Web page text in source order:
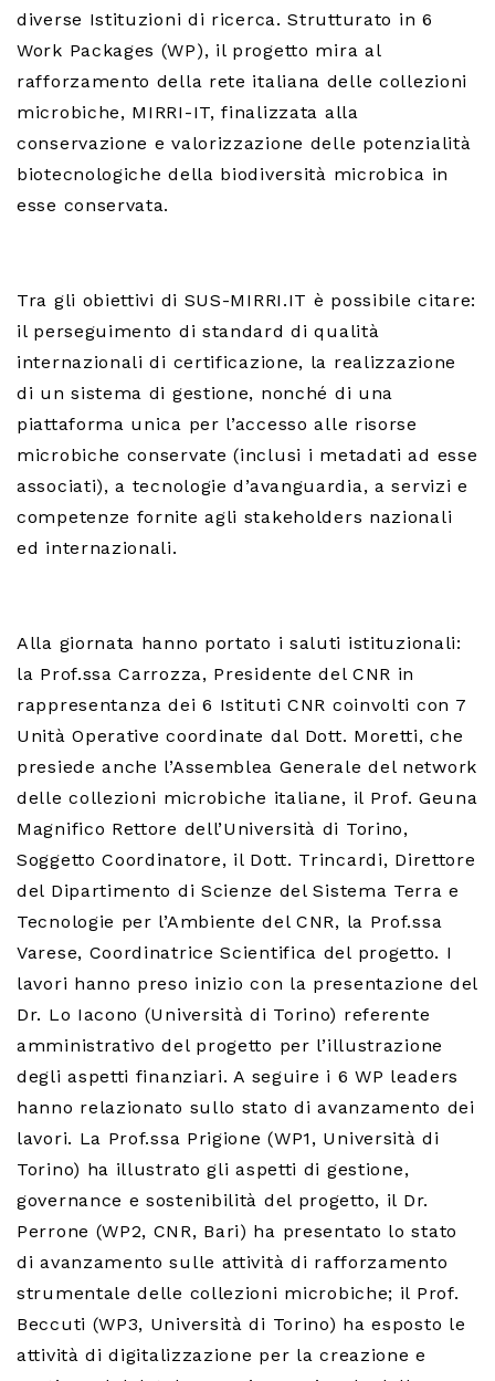
diverse Istituzioni di ricerca. Strutturato in 6
Work Packages (WP), il progetto mira al
rafforzamento della rete italiana delle collezioni
microbiche, MIRRI-IT, finalizzata alla
conservazione e valorizzazione delle potenzialità
biotecnologiche della biodiversità microbica in
esse conservata.
Tra gli obiettivi di SUS-MIRRI.IT è possibile citare:
il perseguimento di standard di qualità
internazionali di certificazione, la realizzazione
di un sistema di gestione, nonché di una
piattaforma unica per l’accesso alle risorse
microbiche conservate (inclusi i metadati ad esse
associati), a tecnologie d’avanguardia, a servizi e
competenze fornite agli stakeholders nazionali
ed internazionali.
Alla giornata hanno portato i saluti istituzionali:
la Prof.ssa Carrozza, Presidente del CNR in
rappresentanza dei 6 Istituti CNR coinvolti con 7
Unità Operative coordinate dal Dott. Moretti, che
presiede anche l’Assemblea Generale del network
delle collezioni microbiche italiane, il Prof. Geuna
Magnifico Rettore dell’Università di Torino,
Soggetto Coordinatore, il Dott. Trincardi, Direttore
del Dipartimento di Scienze del Sistema Terra e
Tecnologie per l’Ambiente del CNR, la Prof.ssa
Varese, Coordinatrice Scientifica del progetto. I
lavori hanno preso inizio con la presentazione del
Dr. Lo Iacono (Università di Torino) referente
amministrativo del progetto per l’illustrazione
degli aspetti finanziari. A seguire i 6 WP leaders
hanno relazionato sullo stato di avanzamento dei
lavori. La Prof.ssa Prigione (WP1, Università di
Torino) ha illustrato gli aspetti di gestione,
governance e sostenibilità del progetto, il Dr.
Perrone (WP2, CNR, Bari) ha presentato lo stato
di avanzamento sulle attività di rafforzamento
strumentale delle collezioni microbiche; il Prof.
Beccuti (WP3, Università di Torino) ha esposto le
attività di digitalizzazione per la creazione e